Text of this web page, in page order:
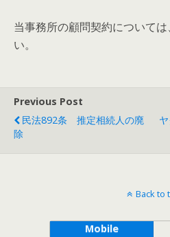
当事務所の顧問契約については、
い。
Previous Post
民法892条 推定相続人の廃
除
Back to
Mobile